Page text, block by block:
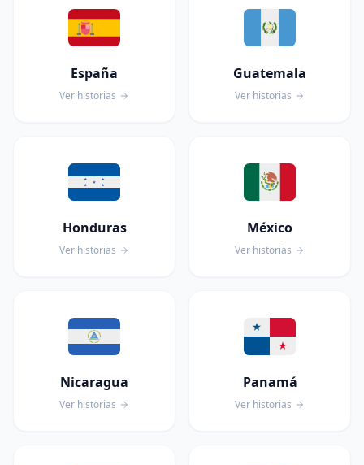
España
Ver historias
Guatemala
Ver historias
Honduras
Ver historias
México
Ver historias
Nicaragua
Ver historias
Panamá
Ver historias